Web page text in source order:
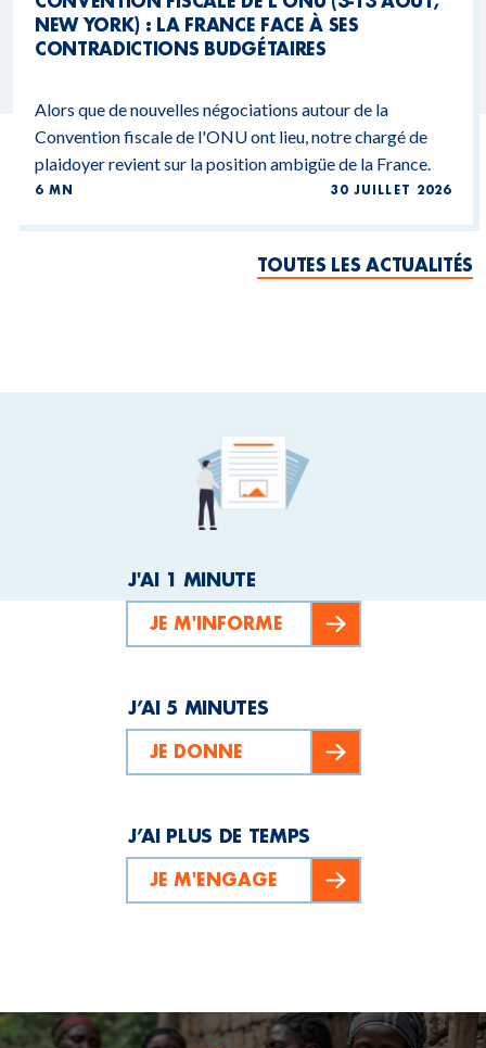
NEW YORK) : LA FRANCE FACE À SES
CONTRADICTIONS BUDGÉTAIRES
Alors que de nouvelles négociations autour de la
Convention fiscale de l'ONU ont lieu, notre chargé de
plaidoyer revient sur la position ambigüe de la France.
6 MN 30 JUILLET 2026
TOUTES LES ACTUALITÉS
J'AI 1 MINUTE
JE M'INFORME
J’AI 5 MINUTES
JE DONNE
J’AI PLUS DE TEMPS
JE M'ENGAGE